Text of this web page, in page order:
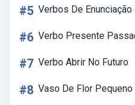
#5 Verbos De
#6 Verbo Presente
#7 Verbo Abrir No Futuro
#8 Vaso De Flor